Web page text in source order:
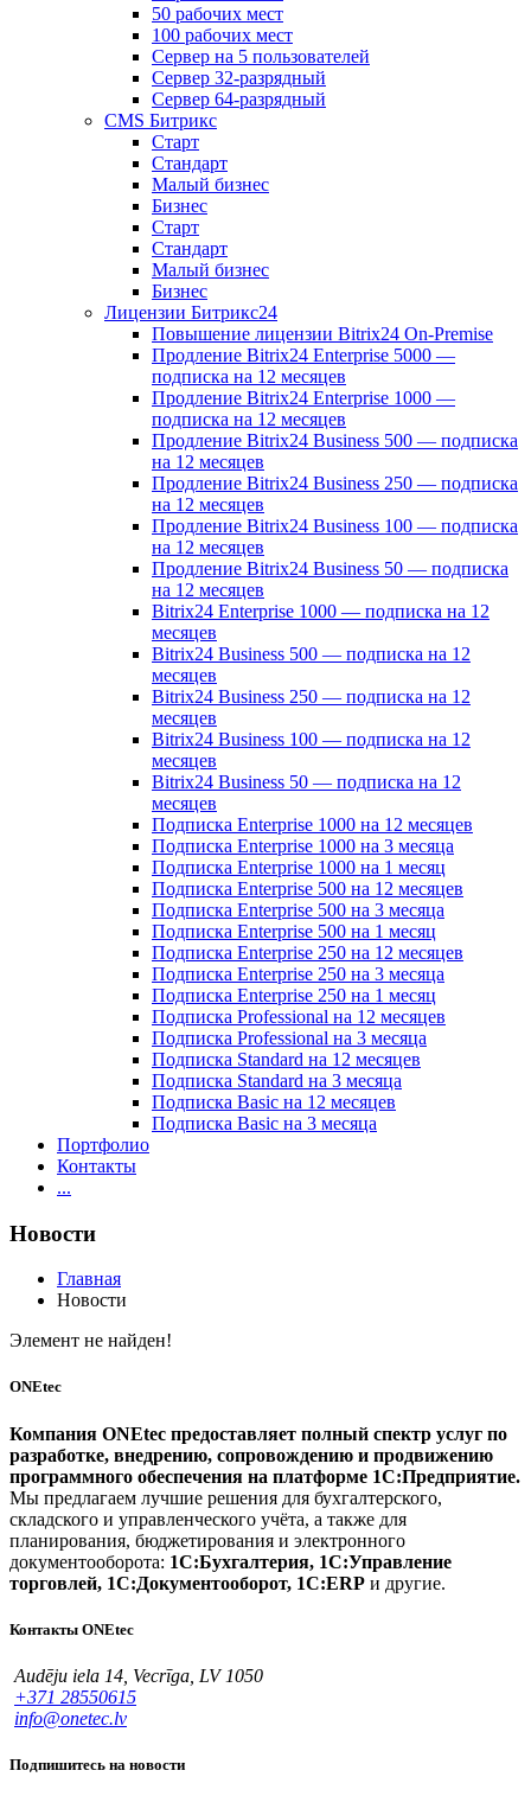
50 рабочих мест
100 рабочих мест
Сервер на 5 пользователей
Сервер 32-разрядный
Сервер 64-разрядный
CMS Битрикс
Старт
Стандарт
Малый бизнес
Бизнес
Старт
Стандарт
Малый бизнес
Бизнес
Лицензии Битрикс24
Повышение лицензии Bitrix24 On-Premise
Продление Bitrix24 Enterprise 5000 —
подписка на 12 месяцев
Продление Bitrix24 Enterprise 1000 —
подписка на 12 месяцев
Продление Bitrix24 Business 500 — подписка
на 12 месяцев
Продление Bitrix24 Business 250 — подписка
на 12 месяцев
Продление Bitrix24 Business 100 — подписка
на 12 месяцев
Продление Bitrix24 Business 50 — подписка
на 12 месяцев
Bitrix24 Enterprise 1000 — подписка на 12
месяцев
Bitrix24 Business 500 — подписка на 12
месяцев
Bitrix24 Business 250 — подписка на 12
месяцев
Bitrix24 Business 100 — подписка на 12
месяцев
Bitrix24 Business 50 — подписка на 12
месяцев
Подписка Enterprise 1000 на 12 месяцев
Подписка Enterprise 1000 на 3 месяца
Подписка Enterprise 1000 на 1 месяц
Подписка Enterprise 500 на 12 месяцев
Подписка Enterprise 500 на 3 месяца
Подписка Enterprise 500 на 1 месяц
Подписка Enterprise 250 на 12 месяцев
Подписка Enterprise 250 на 3 месяца
Подписка Enterprise 250 на 1 месяц
Подписка Professional на 12 месяцев
Подписка Professional на 3 месяца
Подписка Standard на 12 месяцев
Подписка Standard на 3 месяца
Подписка Basic на 12 месяцев
Подписка Basic на 3 месяца
Портфолио
Контакты
...
Новости
Главная
Новости
Элемент не найден!
ONEtec
Компания ONEtec предоставляет полный спектр услуг по
разработке, внедрению, сопровождению и продвижению
программного обеспечения на платформе 1С:Предприятие.
Мы предлагаем лучшие решения для бухгалтерского,
складского и управленческого учёта, а также для
планирования, бюджетирования и электронного
документооборота: 1С:Бухгалтерия, 1С:Управление
торговлей, 1С:Документооборот, 1С:ERP и другие.
Контакты ONEtec
Audēju iela 14, Vecrīga, LV 1050
+371 28550615
info@onetec.lv
Подпишитесь на новости